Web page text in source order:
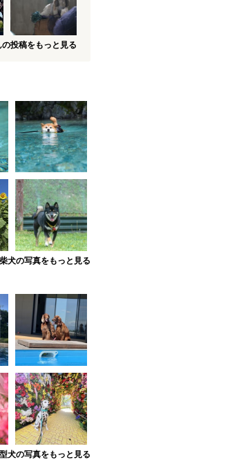
投稿をもっと見る
柴犬の写真をもっと見る
犬の写真をもっと見る